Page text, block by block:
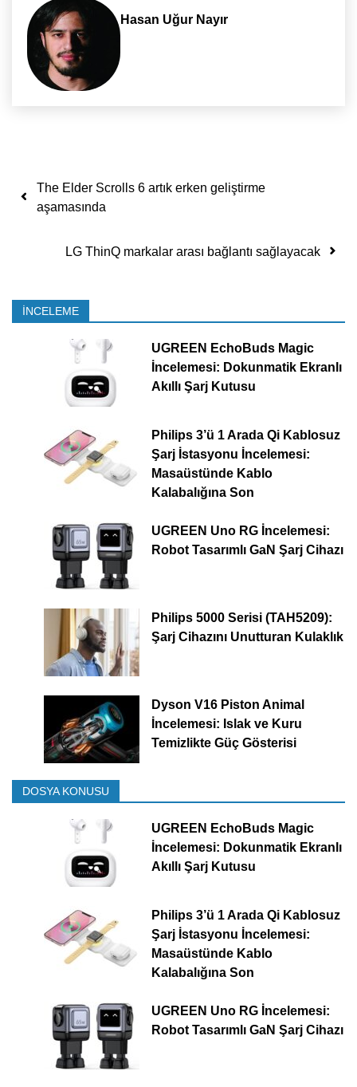
Hasan Uğur Nayır
Yazı dolaşımı
The Elder Scrolls 6 artık erken geliştirme
aşamasında
LG ThinQ markalar arası bağlantı sağlayacak
İNCELEME
UGREEN EchoBuds Magic
İncelemesi: Dokunmatik Ekranlı
Akıllı Şarj Kutusu
Philips 3’ü 1 Arada Qi Kablosuz
Şarj İstasyonu İncelemesi:
Masaüstünde Kablo
Kalabalığına Son
UGREEN Uno RG İncelemesi:
Robot Tasarımlı GaN Şarj Cihazı
Philips 5000 Serisi (TAH5209):
Şarj Cihazını Unutturan Kulaklık
Dyson V16 Piston Animal
İncelemesi: Islak ve Kuru
Temizlikte Güç Gösterisi
DOSYA KONUSU
UGREEN EchoBuds Magic
İncelemesi: Dokunmatik Ekranlı
Akıllı Şarj Kutusu
Philips 3’ü 1 Arada Qi Kablosuz
Şarj İstasyonu İncelemesi:
Masaüstünde Kablo
Kalabalığına Son
UGREEN Uno RG İncelemesi:
Robot Tasarımlı GaN Şarj Cihazı